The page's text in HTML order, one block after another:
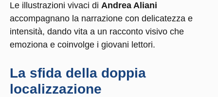
Le illustrazioni vivaci di Andrea Aliani
accompagnano la narrazione con delicatezza e
intensità, dando vita a un racconto visivo che
emoziona e coinvolge i giovani lettori.
La sfida della doppia
localizzazione